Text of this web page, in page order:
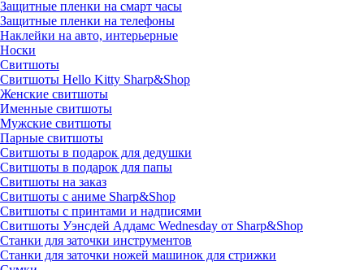
Защитные пленки на смарт часы
Защитные пленки на телефоны
Наклейки на авто, интерьерные
Носки
Свитшоты
Cвитшоты Hello Kitty Sharp&Shop
Женские свитшоты
Именные свитшоты
Мужские свитшоты
Парные свитшоты
Свитшоты в подарок для дедушки
Свитшоты в подарок для папы
Свитшоты на заказ
Свитшоты с аниме Sharp&Shop
Свитшоты с принтами и надписями
Свитшоты Уэнсдей Аддамс Wednesday от Sharp&Shop
Станки для заточки инструментов
Станки для заточки ножей машинок для стрижки